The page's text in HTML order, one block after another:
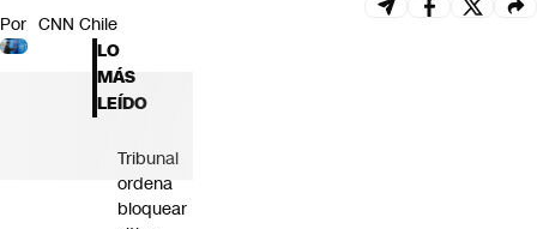
Por CNN Chile
LO
MÁS
LEÍDO
Tribunal
ordena
bloquear